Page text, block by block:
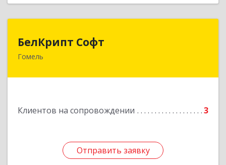
БелКрипт Софт
Гомель
Клиентов на сопровождении 3
Отправить заявку
Беларусь, 246046, г. Гомель, МЖК "Солнечный",
Отправить заявку